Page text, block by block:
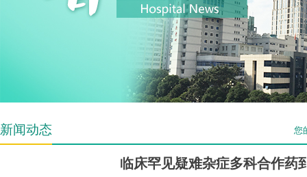
新闻动态 您
临床罕见疑难杂症多科合作药